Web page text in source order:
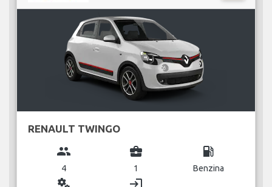
RENAULT TWINGO
group
4
business_center
1
local_gas_station
Benzina
miscellaneous_services login